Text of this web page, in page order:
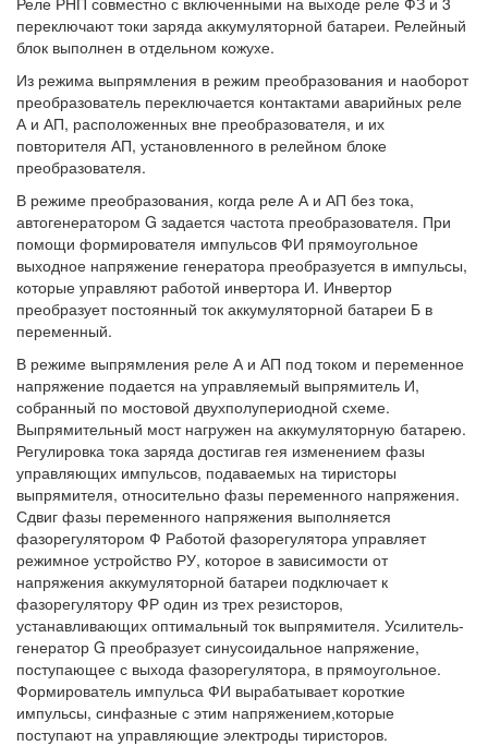
переключают токи заряда аккумуляторной батареи. Релейный
блок выполнен в отдельном кожухе.
Из режима выпрямления в режим преобразования и наоборот
преобразователь переключается контактами аварийных реле
А и АП, расположенных вне преобразователя, и их
повторителя АП, установленного в релейном блоке
преобразователя.
В режиме преобразования, когда реле А и АП без тока,
автогенератором G задается частота преобразователя. При
помощи формирователя импульсов ФИ прямоугольное
выходное напряжение генератора преобразуется в импульсы,
которые управляют работой инвертора И. Инвертор
преобразует постоянный ток аккумуляторной батареи Б в
переменный.
В режиме выпрямления реле А и АП под током и переменное
напряжение подается на управляемый выпрямитель И,
собранный по мостовой двухполупериодной схеме.
Выпрямительный мост нагружен на аккумуляторную батарею.
Регулировка тока заряда достигав гея изменением фазы
управляющих импульсов, подаваемых на тиристоры
выпрямителя, относительно фазы переменного напряжения.
Сдвиг фазы переменного напряжения выполняется
фазорегулятором Ф Работой фазорегулятора управляет
режимное устройство РУ, которое в зависимости от
напряжения аккумуляторной батареи подключает к
фазорегулятору ФР один из трех резисторов,
устанавливающих оптимальный ток выпрямителя. Усилитель-
генератор G преобразует синусоидальное напряжение,
поступающее с выхода фазорегулятора, в прямоугольное.
Формирователь импульса ФИ вырабатывает короткие
импульсы, синфазные с этим напряжением,которые
поступают на управляющие электроды тиристоров.